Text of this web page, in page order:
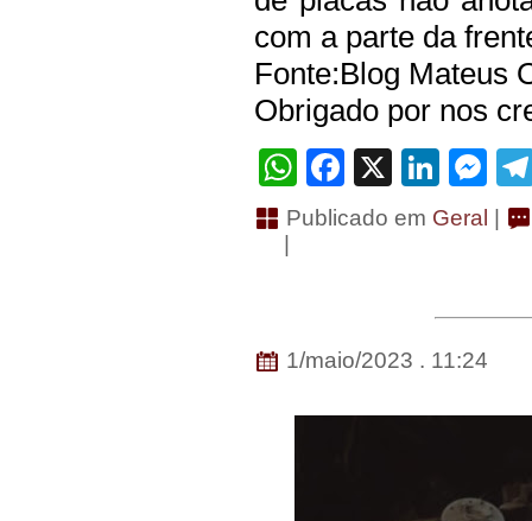
com a parte da
Fonte:Blog Mateus
Obrigado por nos
WhatsApp
Facebook
X
Publicado em Geral |
1/maio/2023 . 11:24